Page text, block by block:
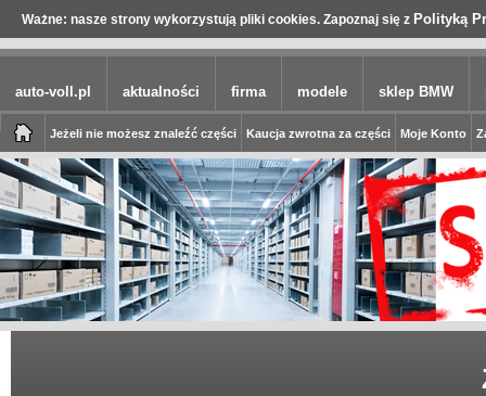
Ważne: nasze strony wykorzystują pliki cookies. Zapoznaj się z Polityką
auto-voll.pl aktualności firma modele sklep BMW
Jeżeli nie możesz znaleźć części Kaucja zwrotna za części Moje Konto